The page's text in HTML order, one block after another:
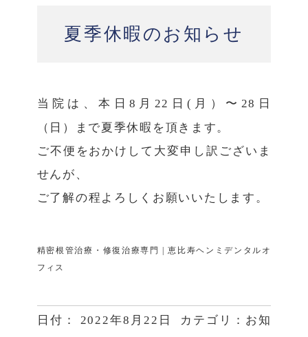
夏季休暇のお知らせ
当院は、本日8月22日(月）〜28日
（日）まで夏季休暇 を頂きます。
ご不便をおかけして大変申し訳ございま
せんが、
ご了解の程よろしくお願いいたします。
精密根管治療・修復治療専門 | 恵比寿ヘンミデンタルオ
フィス
日付： 2022年8月22日 カテゴリ： お知